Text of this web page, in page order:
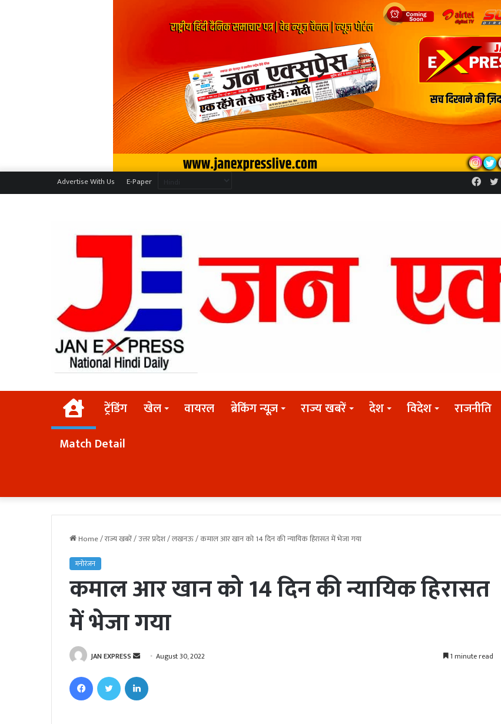
Advertise With Us E-Paper
Homeट्रेंडिंग खेल वायरल ब्रेकिंग न्यूज़ राज्य खबरें देश विदेश राजनीति
Match Detail
Home/राज्य खबरें/उत्तर प्रदेश/लखनऊ/कमाल आर खान को 14 दिन की न्यायिक हिरासत में भेजा गया
मनोरंजन
कमाल आर खान को 14 दिन की न्यायिक हिरासत
में भेजा गया
JAN EXPRESS
d
August 30, 2022 1 minute read